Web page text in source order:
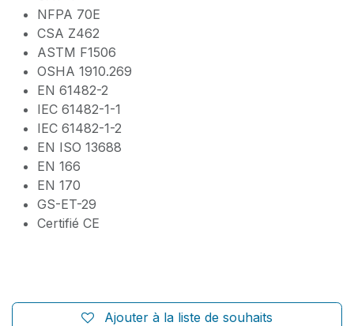
NFPA 70E
CSA Z462
ASTM F1506
OSHA 1910.269
EN 61482-2
IEC 61482-1-1
IEC 61482-1-2
EN ISO 13688
EN 166
EN 170
GS-ET-29
Certifié CE
Ajouter à la liste de souhaits